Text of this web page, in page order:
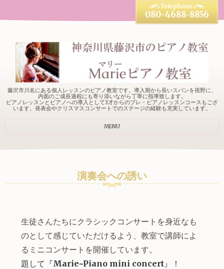
藤沢市川名にある個人レッスンのピアノ教室です。導入期から長いスパンを視野に、
内面のご成長過程にも寄り添いながら丁寧に指導致します。
ピアノレッスンとピアノへの導入として3才からのプレ・ピアノレッスンコースもござ
います。発表会やクリスマスコンサートでのステージの経験も充実しています。
080-4688-8856
MENU
演奏会への誘い
生徒さんたちにクラシックコンサートを身近なも
のとして感じていただけるよう、教室で講師によ
るミニコンサートを開催しています。
題して『Marie~Piano mini concert 』！